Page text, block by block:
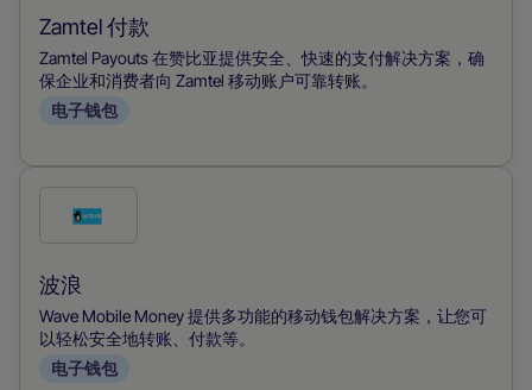
此
付
款
方
Zamtel 付款
Zamtel Payouts 在赞比亚提供安全、快速的支付解决方案，确
保企业和消费者向 Zamtel 移动账户可靠转账。
电子钱包
选
此
付
款
方
波浪
Wave Mobile Money 提供多功能的移动钱包解决方案，让您可
以轻松安全地转账、付款等。
电子钱包